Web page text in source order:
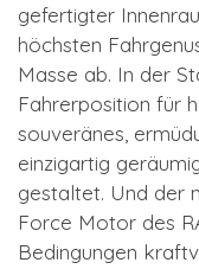
gefertigter
höchsten
Masse ab. In der
Fahrerposition für
souveränes,
einzigartig
gestaltet. Und der
Force Motor des
Bedingungen